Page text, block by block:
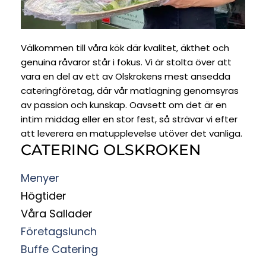
Välkommen till våra kök där kvalitet, äkthet och
genuina råvaror står i fokus. Vi är stolta över att
vara en del av ett av Olskrokens mest ansedda
cateringföretag, där vår matlagning genomsyras
av passion och kunskap. Oavsett om det är en
intim middag eller en stor fest, så strävar vi efter
att leverera en matupplevelse utöver det vanliga.
CATERING OLSKROKEN
Menyer
Högtider
Våra Sallader
Företagslunch
Buffe Catering